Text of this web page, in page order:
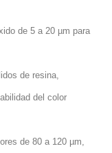
de 5 a 20 µm para
de resina,
del color
de 80 a 120 µm,